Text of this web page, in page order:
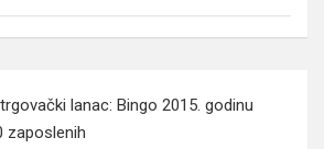
lanac: Bingo 2015. godinu
zaposlenih